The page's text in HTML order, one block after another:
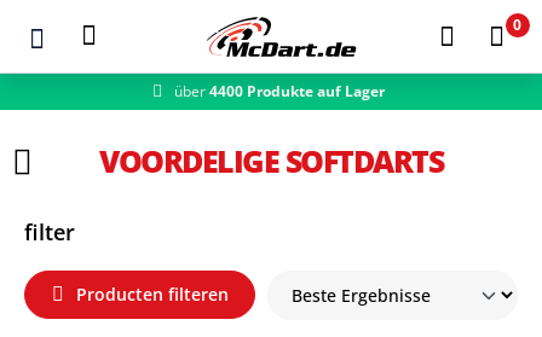
Zum Hauptinhalt springen
0
über4400 Produkte auf Lager
VOORDELIGE SOFTDARTS
filter
Producten filteren